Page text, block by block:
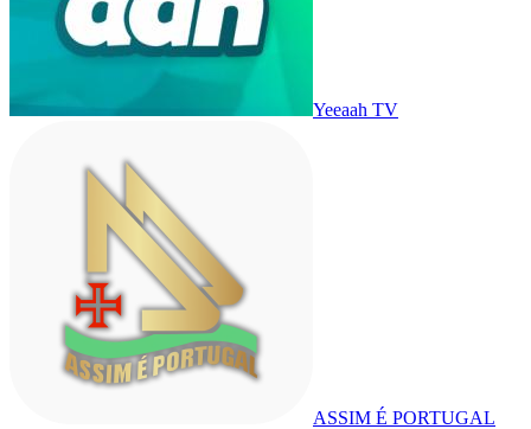
Yeeaah TV
ASSIM É PORTUGAL